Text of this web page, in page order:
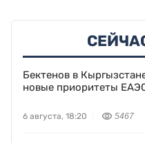
Бектенов в
новые приоритеты
6 августа, 18:20 5467